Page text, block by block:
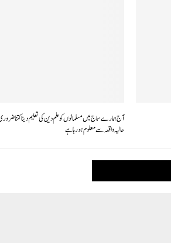
آج ہمارے سماج میں مسلمانوں کو علم دین کی تعلیم دینا کتنا
حالیہ واقعہ سے معلوم ہورہا ہے